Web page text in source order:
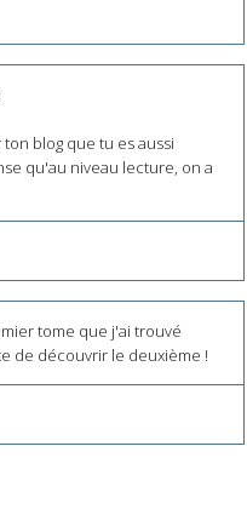
blog que tu es aussi
qu'au niveau lecture, on a
tome que j'ai trouvé
de découvrir le deuxième !